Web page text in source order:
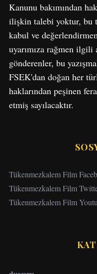
Kanunu bakımından
ilişkin talebi yoktur, bu
kabul ve
uyarımıza rağmen
gönderenler, bu
FSEK'dan doğan her
haklarından peşinen
etmiş sayılacaktır.
Tükenmezkalem Film
Tükenmezkalem Film
Tükenmezkalem Film